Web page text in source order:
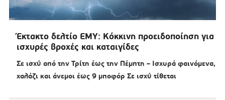
Έκτακτο δελτίο ΕΜΥ: Κόκκινη προειδοποίηση για
ισχυρές βροχές και καταιγίδες
Σε ισχύ από την Τρίτη έως την Πέμπτη – Ισχυρά φαινόμενα,
χαλάζι και άνεμοι έως 9 μποφόρ Σε ισχύ τίθεται